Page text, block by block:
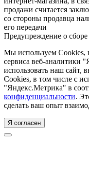
продажи считается
со стороны продавца
его передачи
Предупреждение о сборе
Мы используем Cookies,
сервиса веб-аналитики
использовать наш сайт,
Cookies, в том числе с
"Яндекс.Метрика" в
конфиденциальности.
сделать ваш опыт
Я согласен